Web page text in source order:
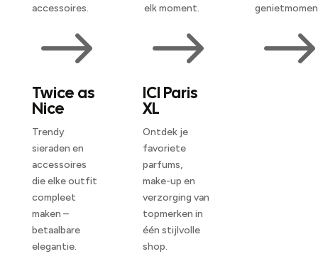
accessoires.
$
elk moment.
$
Twice as
Nice
Trendy
sieraden en
accessoires
die elke outfit
compleet
maken –
betaalbare
elegantie.
ICI Paris
XL
Ontdek je
favoriete
parfums,
make-up en
verzorging van
topmerken in
één stijlvolle
shop.